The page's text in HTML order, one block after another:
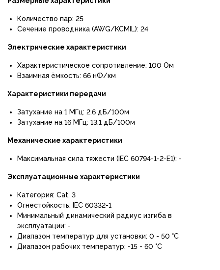
Количество пар: 25
Сечение проводника (AWG/KCMIL): 24
Электрические характеристики
Характеристическое сопротивление: 100 Ом
Взаимная ёмкость: 66 нФ/км
Характеристики передачи
Затухание на 1 МГц: 2.6 дБ/100м
Затухание на 16 МГц: 13.1 дБ/100м
Механические характеристики
Максимальная сила тяжести (IEC 60794-1-2-E1): -
Эксплуатационные характеристики
Категория: Cat. 3
Огнестойкость: IEC 60332-1
Минимальный динамический радиус изгиба в
эксплуатации: -
Диапазон температур для установки: 0 - 50 °C
Диапазон рабочих температур: -15 - 60 °C